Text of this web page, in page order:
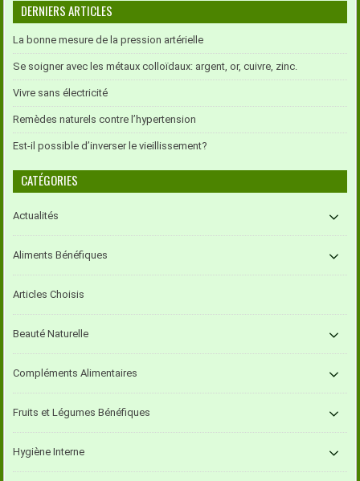
DERNIERS ARTICLES
La bonne mesure de la pression artérielle
Se soigner avec les métaux colloïdaux: argent, or, cuivre, zinc.
Vivre sans électricité
Remèdes naturels contre l’hypertension
Est-il possible d’inverser le vieillissement?
CATÉGORIES
Actualités
Aliments Bénéfiques
Articles Choisis
Beauté Naturelle
Compléments Alimentaires
Fruits et Légumes Bénéfiques
Hygiène Interne